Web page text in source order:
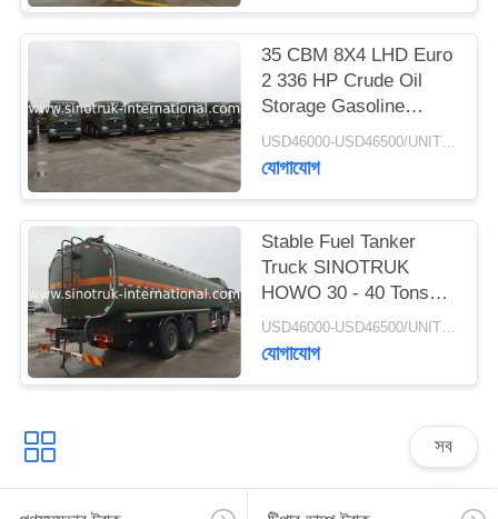
গোপনীয়তা
35 CBM 8X4 LHD Euro
2 336 HP Crude Oil
Storage Gasoline
Tanker Trucks ISO
Approved
USD46000-USD46500/UNIT)negotiation MOQ:1 Unit
যোগাযোগ
Stable Fuel Tanker
Truck SINOTRUK
HOWO 30 - 40 Tons
For Oil Transportation
8X4 RHD
USD46000-USD46500/UNIT)negotiation MOQ:1 Unit
যোগাযোগ
সব